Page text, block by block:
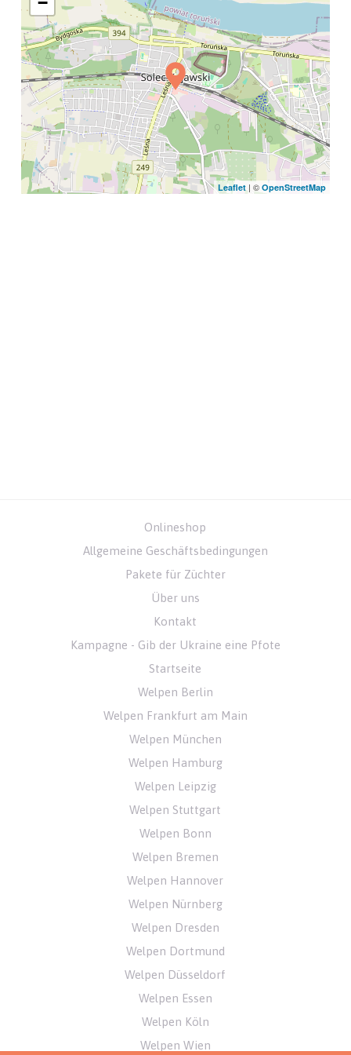
Leaflet| © OpenStreetMap
Onlineshop
Allgemeine Geschäftsbedingungen
Pakete für Züchter
Über uns
Kontakt
Kampagne - Gib der Ukraine eine Pfote
Startseite
Welpen Berlin
Welpen Frankfurt am Main
Welpen München
Welpen Hamburg
Welpen Leipzig
Welpen Stuttgart
Welpen Bonn
Welpen Bremen
Welpen Hannover
Welpen Nürnberg
Welpen Dresden
Welpen Dortmund
Welpen Düsseldorf
Welpen Essen
Welpen Köln
Welpen Wien